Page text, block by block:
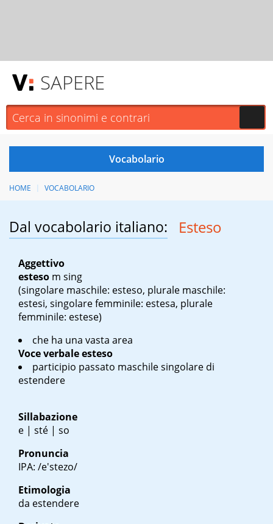
SAPERE
HOME VOCABOLARIO
Dal vocabolario italiano: Esteso
Aggettivo
esteso m sing
(singolare maschile: esteso, plurale maschile:
estesi, singolare femminile: estesa, plurale
femminile: estese)
che ha una vasta area
Voce verbaleesteso
participio passato maschile singolare di
estendere
Sillabazione
e | sté | so
Pronuncia
IPA: /e'stezo/
Etimologia
da estendere